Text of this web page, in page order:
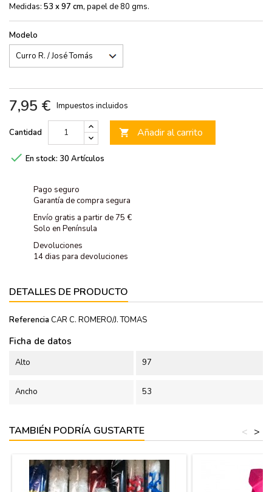
Medidas: 53 x 97 cm, papel de 80 gms.
Modelo
7,95 € Impuestos incluidos
Cantidad  Añadir al carrito
 En stock: 30 Artículos
Pago seguro
Garantía de compra segura
Envío gratis a partir de 75 €
Solo en Península
Devoluciones
14 dias para devoluciones
DETALLES DE PRODUCTO
Referencia CAR C. ROMERO/J. TOMAS
Ficha de datos
Alto 97
Ancho 53
TAMBIÉN PODRÍA GUSTARTE >
<